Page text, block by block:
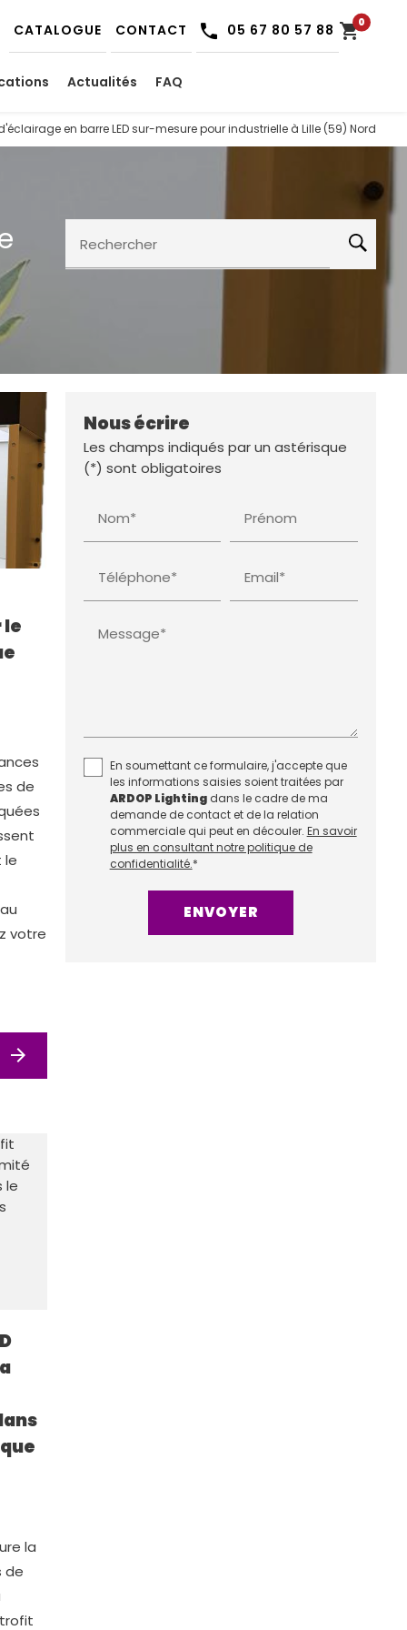
CATALOGUE CONTACT 05 67 80 57 88 shopping_cart0
Actualités FAQ
en barre LED sur-mesure pour industrielle à Lille (59) Nord
Rechercher
le
de
le
votre
arrow_forward
la
de
Nous écrire
Les champs indiqués par un astérisque
(*) sont obligatoires
Nom* Prénom
Téléphone* Email*
Message*
En soumettant ce formulaire, j'accepte que
les informations saisies soient traitées par
ARDOP Lightingdans le cadre de ma
demande de contact et de la relation
commerciale qui peut en découler. En savoir
plus en consultant notre politique de
confidentialité.*